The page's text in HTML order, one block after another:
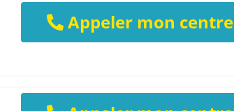
Appeler mon centre